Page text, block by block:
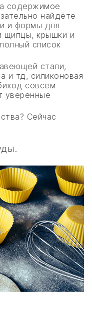
содержимое
найдёте
и формы для
щипцы, крышки и
список
стали,
и тд, силиконовая
совсем
уверенные
Сейчас